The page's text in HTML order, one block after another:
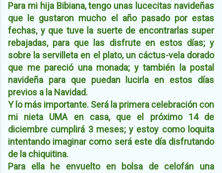
Para mi hija Bibiana, tengo unas lucecitas navideñas
que le gustaron mucho el año pasado por estas
fechas, y que tuve la suerte de encontrarlas super
rebajadas, para que las disfrute en estos días; y
sobre la servilleta en el plato, un cáctus-vela dorado
que me pareció una monada; y también la postal
navideña para que puedan lucirla en estos días
previos a la Navidad.
Y lo más importante. Será la primera celebración con
mi nieta UMA en casa, que el próximo 14 de
diciembre cumplirá 3 meses; y estoy como loquita
intentando imaginar como será este día disfrutando
de la chiquitina.
Para ella he envuelto en bolsa de celofán una